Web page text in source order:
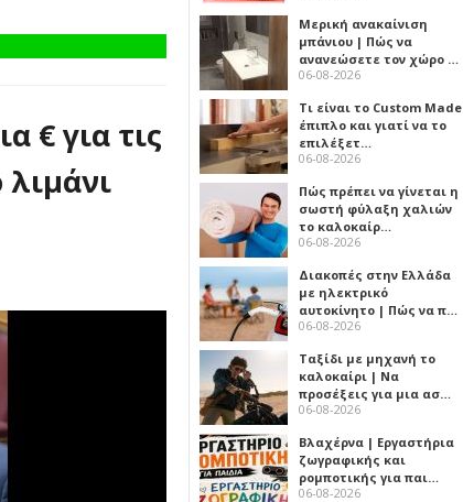
€ για τις
λιμάνι
Μερική ανακαίνιση
μπάνιου | Πώς να
ανανεώσετε τον χώρο …
06-08-2026
Τι είναι το Custom Made
έπιπλο και γιατί να το
επιλέξετ…
06-08-2026
Πώς πρέπει να γίνεται η
σωστή φύλαξη χαλιών
το καλοκαίρ…
06-08-2026
Διακοπές στην Ελλάδα
με ηλεκτρικό
αυτοκίνητο | Πώς να π…
06-08-2026
Ταξίδι με μηχανή το
καλοκαίρι | Να
προσέξεις για μια ασ…
06-08-2026
Βλαχέρνα | Εργαστήρια
ζωγραφικής και
ρομποτικής για παι…
06-08-2026